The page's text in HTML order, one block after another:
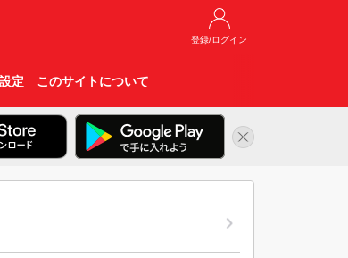
登録/ログイン
設定 このサイトについて